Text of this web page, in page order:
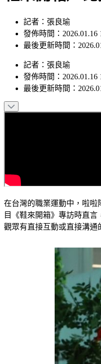
記者：張良瑜
發佈時間：2026.01.16
最後更新時間：
記者 ： 張良瑜
發佈時間： 2026.01.16
最後更新時間：
在台灣的職業運動中，啦
目《鞋來開箱》專訪時直
觀眾有直接互動或直接溝通